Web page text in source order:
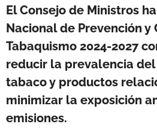
El Consejo de Ministros
Nacional de Prevención y
Tabaquismo 2024-2027
reducir la prevalencia
tabaco y productos
minimizar la exposición
emisiones.